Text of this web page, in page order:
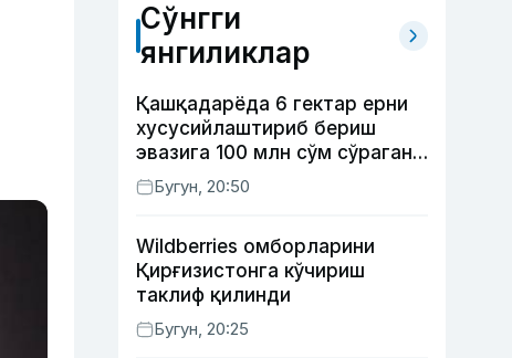
Сўнгги
янгиликлар
Қашқадарёда 6 гектар ерни
хусусийлаштириб бериш
эвазига 100 млн сўм сўраган
шахс ушланди
Бугун, 20:50
Wildberries омборларини
Қирғизистонга кўчириш
таклиф қилинди
Бугун, 20:25